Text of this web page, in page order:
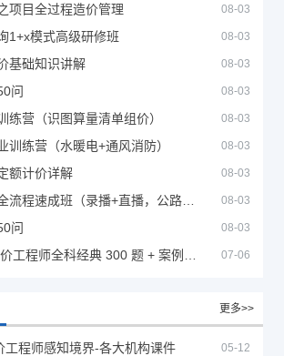
项目全过程造价管理 08-03
1+x模式高级研修班 08-03
基础知识讲解 08-03
问 08-03
练营（识图算量清单组价） 08-03
训练营（水暖电+通风消防） 08-03
额计价详解 08-03
08-03
问 08-03
07-06
更多>>
工程师感知境界-各大机构课件 05-12